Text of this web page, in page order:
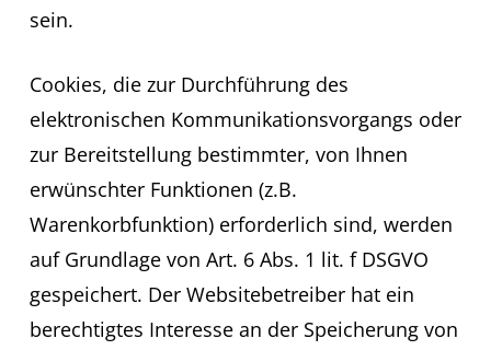
sein.
Cookies, die zur Durchführung des
elektronischen Kommunikationsvorgangs oder
zur Bereitstellung bestimmter, von Ihnen
erwünschter Funktionen (z.B.
Warenkorbfunktion) erforderlich sind, werden
auf Grundlage von Art. 6 Abs. 1 lit. f DSGVO
gespeichert. Der Websitebetreiber hat ein
berechtigtes Interesse an der Speicherung von